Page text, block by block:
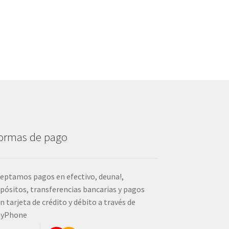
de pago
pagos en efectivo, deuna!,
transferencias bancarias y pagos
tarjeta de crédito y débito a través de